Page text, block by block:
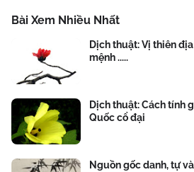
Bài Xem Nhiều Nhất
Dịch thuật: Vị thiên
mệnh .....
Dịch thuật: Cách tính
Quốc cổ đại
Nguồn gốc danh, tự